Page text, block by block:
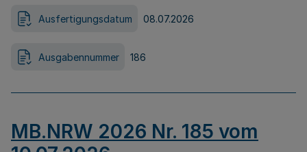
Ausfertigungsdatum 08.07.2026
Ausgabennummer 186
MB.NRW 2026 Nr. 185 vom